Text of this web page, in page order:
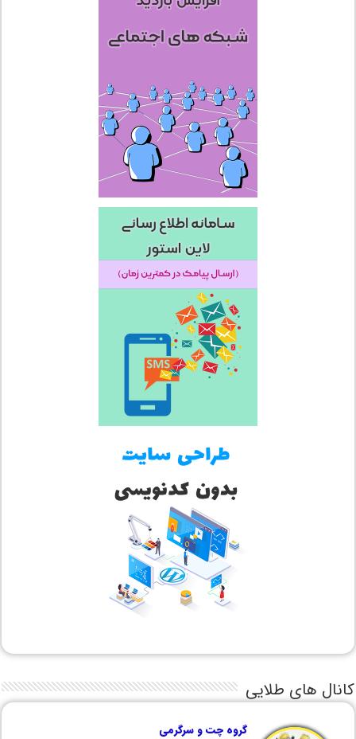
کانال های طلایی
گروه چت و سرگرمی